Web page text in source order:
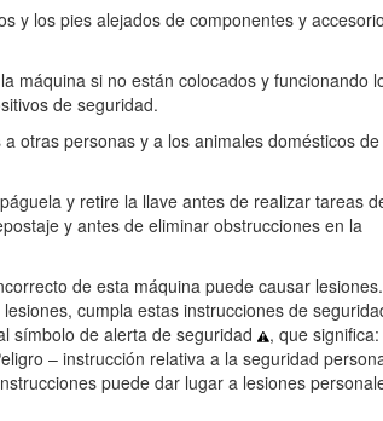
y los pies alejados de componentes y
máquina si no están colocados y funcionando
de seguridad.
otras personas y a los animales domésticos
y retire la llave antes de realizar tareas
y antes de eliminar obstrucciones en la
de esta máquina puede causar lesiones.
cumpla estas instrucciones de
símbolo de alerta de seguridad
, que significa:
– instrucción relativa a la seguridad
puede dar lugar a lesiones
Figura 2
llama la atención sobre información mecánica
Advertencia
CALIFORNIA
de la Propuesta 65
químicas que el Estado de California
del sistema reproductor.